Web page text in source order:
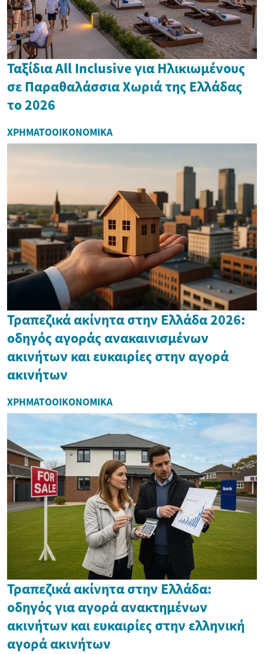
Ταξίδια All Inclusive για Ηλικιωμένους
σε Παραθαλάσσια Χωριά της Ελλάδας
το 2026
ΧΡΗΜΑΤΟΟΙΚΟΝΟΜΙΚΆ
Τραπεζικά ακίνητα στην Ελλάδα 2026:
οδηγός αγοράς ανακαινισμένων
ακινήτων και ευκαιρίες στην αγορά
ακινήτων
ΧΡΗΜΑΤΟΟΙΚΟΝΟΜΙΚΆ
Τραπεζικά ακίνητα στην Ελλάδα:
οδηγός για αγορά ανακτημένων
ακινήτων και ευκαιρίες στην ελληνική
αγορά ακινήτων